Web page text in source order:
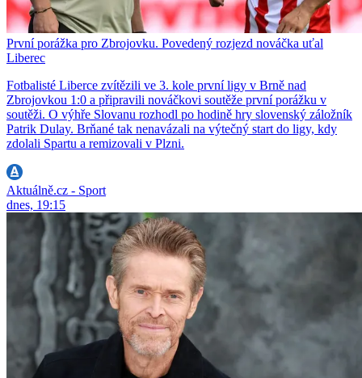
První porážka pro Zbrojovku. Povedený rozjezd nováčka uťal
Liberec
Fotbalisté Liberce zvítězili ve 3. kole první ligy v Brně nad
Zbrojovkou 1:0 a připravili nováčkovi soutěže první porážku v
soutěži. O výhře Slovanu rozhodl po hodině hry slovenský záložník
Patrik Dulay. Brňané tak nenavázali na výtečný start do ligy, kdy
zdolali Spartu a remizovali v Plzni.
Aktuálně.cz - Sport
dnes, 19:15